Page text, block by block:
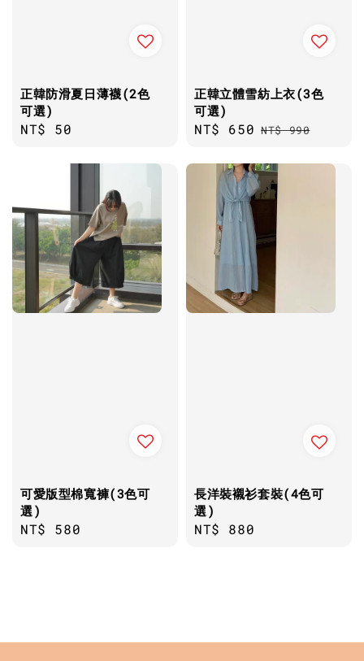
正韓防滑夏日薄襪(2色
可選)
Regular
NT$ 50
正韓立體雪紡上衣(3色
可選)
Sale
NT$ 650 Regular
NT$ 990
可愛版型棉寬褲(3色可
選)
Regular
NT$ 580
長洋裝襯衫套裝(4色可
選)
Regular
NT$ 880